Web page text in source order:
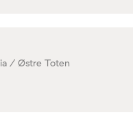
/ Østre Toten